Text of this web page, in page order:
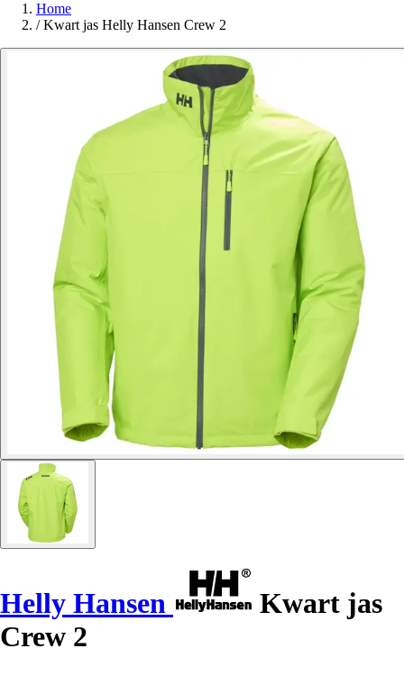
Home
/ Kwart jas Helly Hansen Crew 2
Helly Hansen
Kwart jas
Crew 2